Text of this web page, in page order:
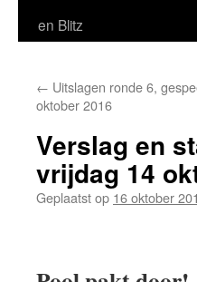
en Blitz
← Uitslagen ronde 6,
oktober 2016
Verslag en
vrijdag 14
Geplaatst op 16 oktober